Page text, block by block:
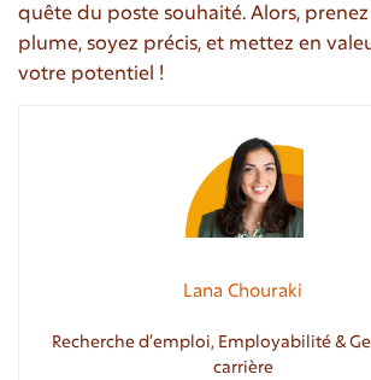
quête du poste souhaité. Alors,
plume, soyez précis, et mettez en
votre potentiel !
Lana Chouraki
Recherche d’emploi, Employabilité &
carrière